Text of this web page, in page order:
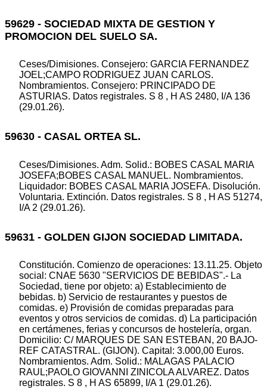
59629 - SOCIEDAD MIXTA DE GESTION Y
PROMOCION DEL SUELO SA.
Ceses/Dimisiones. Consejero: GARCIA FERNANDEZ
JOEL;CAMPO RODRIGUEZ JUAN CARLOS.
Nombramientos. Consejero: PRINCIPADO DE
ASTURIAS. Datos registrales. S 8 , H AS 2480, I/A 136
(29.01.26).
59630 - CASAL ORTEA SL.
Ceses/Dimisiones. Adm. Solid.: BOBES CASAL MARIA
JOSEFA;BOBES CASAL MANUEL. Nombramientos.
Liquidador: BOBES CASAL MARIA JOSEFA. Disolución.
Voluntaria. Extinción. Datos registrales. S 8 , H AS 51274,
I/A 2 (29.01.26).
59631 - GOLDEN GIJON SOCIEDAD LIMITADA.
Constitución. Comienzo de operaciones: 13.11.25. Objeto
social: CNAE 5630 "SERVICIOS DE BEBIDAS".- La
Sociedad, tiene por objeto: a) Establecimiento de
bebidas. b) Servicio de restaurantes y puestos de
comidas. e) Provisión de comidas preparadas para
eventos y otros servicios de comidas. d) La participación
en certámenes, ferias y concursos de hostelería, organ.
Domicilio: C/ MARQUES DE SAN ESTEBAN, 20 BAJO-
REF CATASTRAL. (GIJON). Capital: 3.000,00 Euros.
Nombramientos. Adm. Solid.: MALAGAS PALACIO
RAUL;PAOLO GIOVANNI ZINICOLA ALVAREZ. Datos
registrales. S 8 , H AS 65899, I/A 1 (29.01.26).